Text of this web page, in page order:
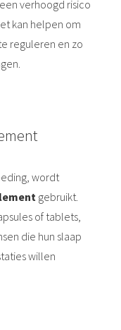
verhoogd risico
kan helpen om
reguleren en zo
wordt
gebruikt.
of tablets,
die hun slaap
willen